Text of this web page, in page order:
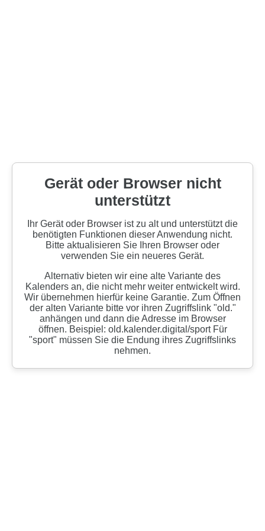
Gerät oder Browser nicht
unterstützt
Ihr Gerät oder Browser ist zu alt und unterstützt die
benötigten Funktionen dieser Anwendung nicht.
Bitte aktualisieren Sie Ihren Browser oder
verwenden Sie ein neueres Gerät.
Alternativ bieten wir eine alte Variante des
Kalenders an, die nicht mehr weiter entwickelt wird.
Wir übernehmen hierfür keine Garantie. Zum Öffnen
der alten Variante bitte vor ihren Zugriffslink "old."
anhängen und dann die Adresse im Browser
öffnen. Beispiel: old.kalender.digital/sport Für
"sport" müssen Sie die Endung ihres Zugriffslinks
nehmen.